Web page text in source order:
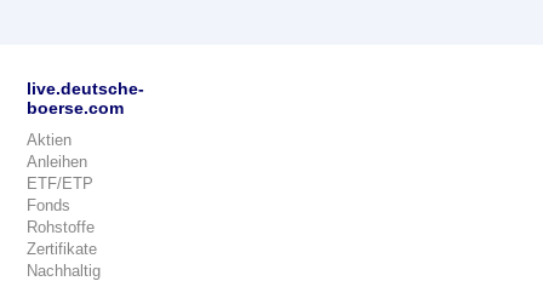
live.deutsche-
boerse.com
Aktien
Anleihen
ETF/ETP
Fonds
Rohstoffe
Zertifikate
Nachhaltig